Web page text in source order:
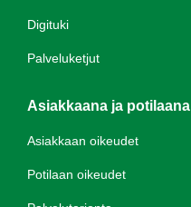
Digituki
Palveluketjut
Asiakkaana ja potilaana
Asiakkaan oikeudet
Potilaan oikeudet